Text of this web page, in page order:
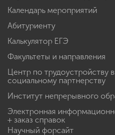
Календарь мероприятий
Абитуриенту
Калькулятор ЕГЭ
Факультеты и направления
Центр по трудоустройству
социальному партнерству
Институт непрерывного
Электронная
+ заказ справок
Научный форсайт